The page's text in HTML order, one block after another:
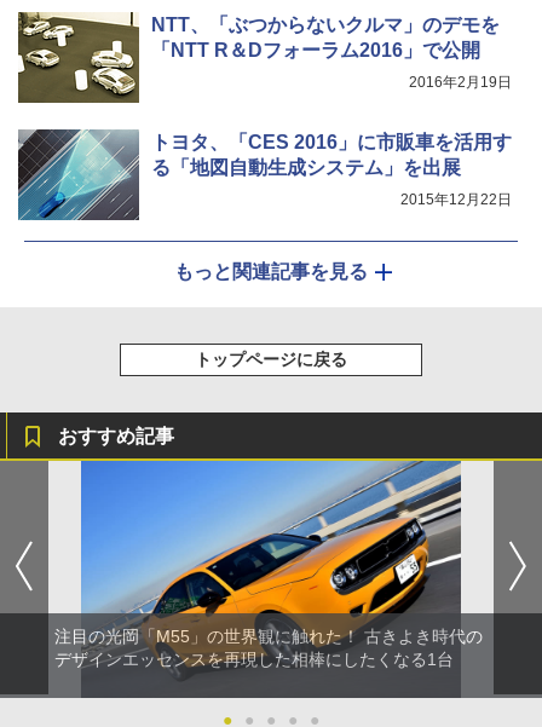
NTT、「ぶつからないクルマ」のデモを
「NTT R＆Dフォーラム2016」で公開
2016年2月19日
トヨタ、「CES 2016」に市販車を活用す
る「地図自動生成システム」を出展
2015年12月22日
もっと関連記事を見る
トップページに戻る
おすすめ記事
注目の光岡「M55」の世界観に触れた！ 古きよき時代の
デザインエッセンスを再現した相棒にしたくなる1台
● ● ● ● ●